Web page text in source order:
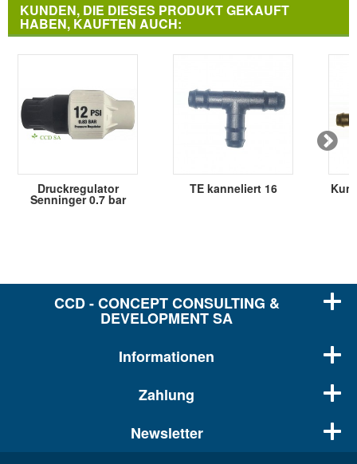
KUNDEN, DIE DIESES PRODUKT GEKAUFT
HABEN, KAUFTEN AUCH:
Druckregulator
Senninger 0.7 bar
TE kanneliert 16
CCD - CONCEPT CONSULTING &
DEVELOPMENT SA
Informationen
Zahlung
Newsletter